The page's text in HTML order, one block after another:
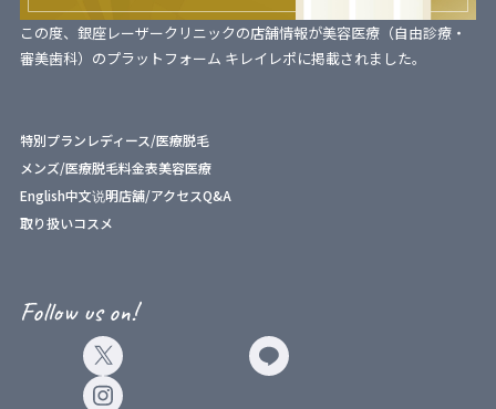
この度、銀座レーザークリニックの店舗情報が美容医療（自由診療・
審美歯科）のプラットフォーム キレイレポに掲載されました。
特別プランレディース/医療脱毛
メンズ/医療脱毛料金表美容医療
English中文说明店舗/アクセスQ&A
取り扱いコスメ
Follow us on!